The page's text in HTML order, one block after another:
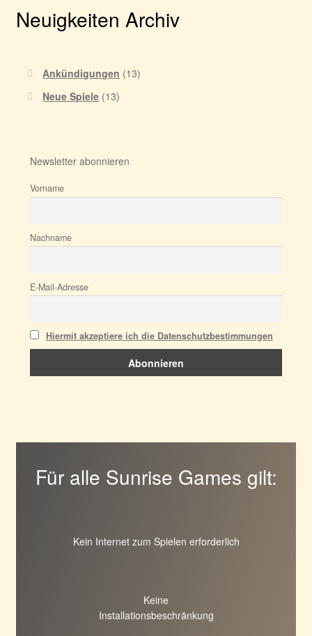
Neuigkeiten Archiv
Ankündigungen (13)
Neue Spiele (13)
Newsletter abonnieren
Vorname
Nachname
E-Mail-Adresse
Hiermit akzeptiere ich die Datenschutzbestimmungen
Für alle Sunrise Games gilt:
Kein Internet zum Spielen erforderlich
Keine
Installationsbeschränkung